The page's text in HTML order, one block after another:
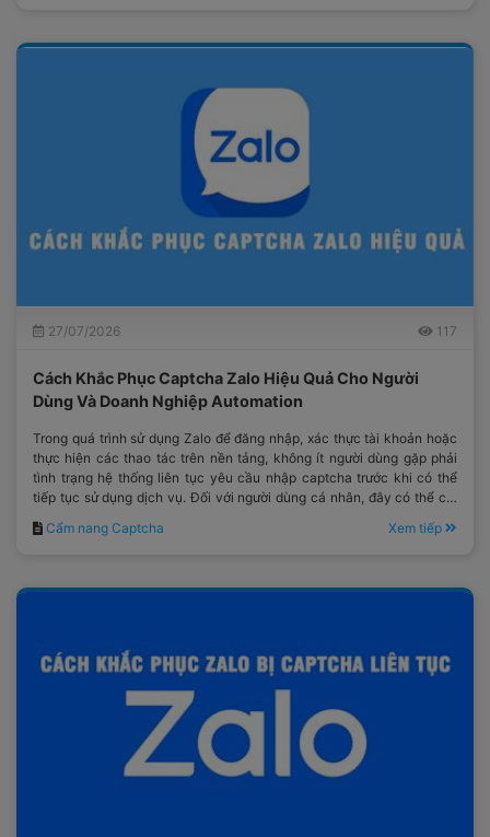
27/07/2026 117
Cách Khắc Phục Captcha Zalo Hiệu Quả Cho Người
Dùng Và Doanh Nghiệp Automation
Trong quá trình sử dụng Zalo để đăng nhập, xác thực tài khoản hoặc
thực hiện các thao tác trên nền tảng, không ít người dùng gặp phải
tình trạng hệ thống liên tục yêu cầu nhập captcha trước khi có thể
tiếp tục sử dụng dịch vụ. Đối với người dùng cá nhân, đây có thể chỉ
là một bước xác minh mất thêm vài giây.
Cẩm nang Captcha Xem tiếp